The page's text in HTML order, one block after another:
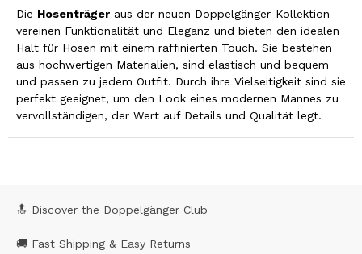
Die Hosenträger aus der neuen Doppelgänger-Kollektion
vereinen Funktionalität und Eleganz und bieten den idealen
Halt für Hosen mit einem raffinierten Touch. Sie bestehen
aus hochwertigen Materialien, sind elastisch und bequem
und passen zu jedem Outfit. Durch ihre Vielseitigkeit sind sie
perfekt geeignet, um den Look eines modernen Mannes zu
vervollständigen, der Wert auf Details und Qualität legt.
🔝 Discover the Doppelgänger Club
🚚 Fast Shipping & Easy Returns